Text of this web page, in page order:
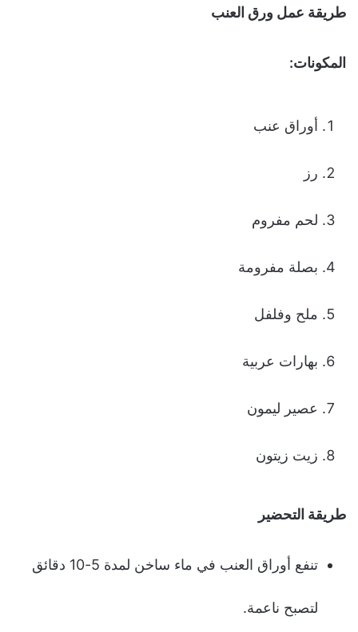
طريقة عمل ورق العنب
المكونات:
أوراق عنب
رز
لحم مفروم
بصلة مفرومة
ملح وفلفل
بهارات عربية
عصير ليمون
زيت زيتون
طريقة التحضير
تنفع أوراق العنب في ماء ساخن لمدة 5-10 دقائق
لتصبح ناعمة.